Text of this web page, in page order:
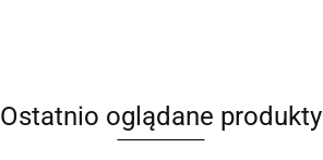
Ostatnio oglądane produkty